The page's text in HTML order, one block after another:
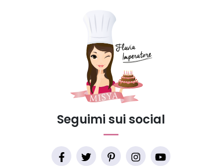
Seguimi sui social